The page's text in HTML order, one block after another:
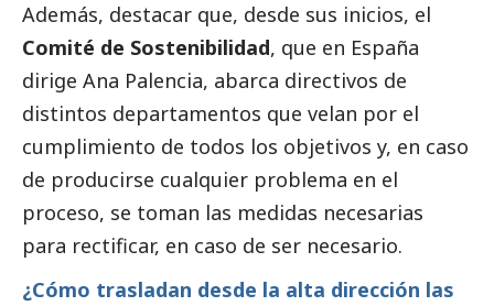
Además, destacar que, desde sus inicios, el
Comité de Sostenibilidad, que en España
dirige Ana Palencia, abarca directivos de
distintos departamentos que velan por el
cumplimiento de todos los objetivos y, en caso
de producirse cualquier problema en el
proceso, se toman las medidas necesarias
para rectificar, en caso de ser necesario.
¿Cómo trasladan desde la alta dirección las